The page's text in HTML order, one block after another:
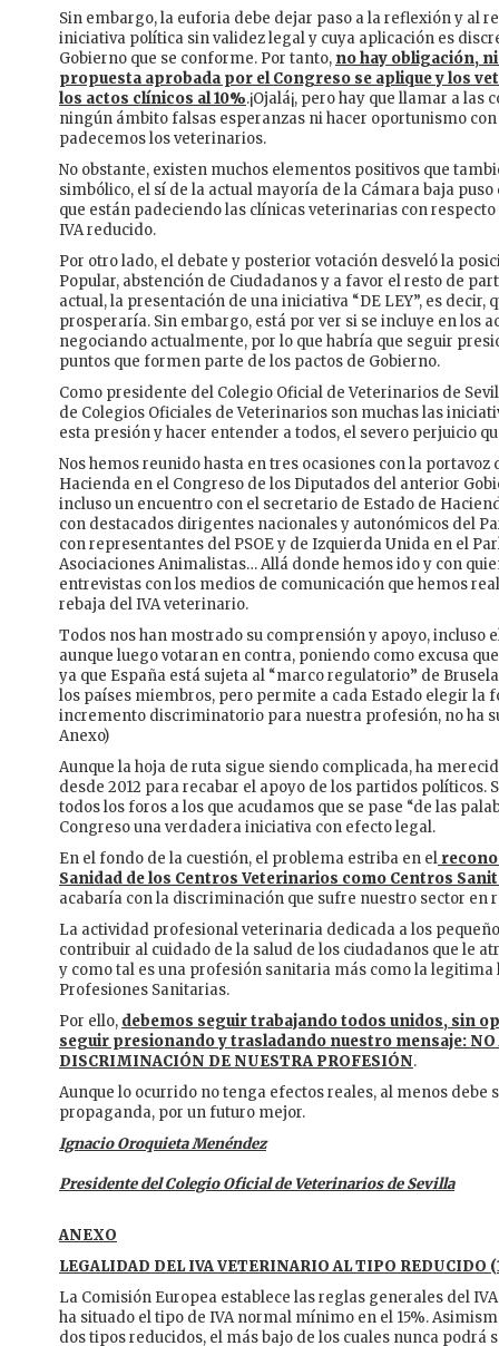
Sin embargo, la euforia debe dejar paso a la reflexión y al
iniciativa política sin validez legal y cuya aplicación es
Gobierno que se conforme. Por tanto, no hay obligación,
propuesta aprobada por el Congreso se aplique y los
los actos clínicos al 10%.¡Ojalá¡, pero hay que llamar a
ningún ámbito falsas esperanzas ni hacer oportunismo
padecemos los veterinarios.
No obstante, existen muchos elementos positivos que
simbólico, el sí de la actual mayoría de la Cámara baja
que están padeciendo las clínicas veterinarias con
IVA reducido.
Por otro lado, el debate y posterior votación desveló la
Popular, abstención de Ciudadanos y a favor el resto de
actual, la presentación de una iniciativa “DE LEY”, es
prosperaría. Sin embargo, está por ver si se incluye en los
negociando actualmente, por lo que habría que seguir
puntos que formen parte de los pactos de Gobierno.
Como presidente del Colegio Oficial de Veterinarios de
de Colegios Oficiales de Veterinarios son muchas las
esta presión y hacer entender a todos, el severo perjuicio
Nos hemos reunido hasta en tres ocasiones con la
Hacienda en el Congreso de los Diputados del anterior
incluso un encuentro con el secretario de Estado de
con destacados dirigentes nacionales y autonómicos del
con representantes del PSOE y de Izquierda Unida en el
Asociaciones Animalistas… Allá donde hemos ido y con
entrevistas con los medios de comunicación que hemos
rebaja del IVA veterinario.
Todos nos han mostrado su comprensión y apoyo, incluso
aunque luego votaran en contra, poniendo como excusa
ya que España está sujeta al “marco regulatorio” de
los países miembros, pero permite a cada Estado elegir la
incremento discriminatorio para nuestra profesión, no ha
Anexo)
Aunque la hoja de ruta sigue siendo complicada, ha
desde 2012 para recabar el apoyo de los partidos
todos los foros a los que acudamos que se pase “de las
Congreso una verdadera iniciativa con efecto legal.
En el fondo de la cuestión, el problema estriba en el
Sanidad de los Centros Veterinarios como Centros
acabaría con la discriminación que sufre nuestro sector
La actividad profesional veterinaria dedicada a los
contribuir al cuidado de la salud de los ciudadanos que le
y como tal es una profesión sanitaria más como la
Profesiones Sanitarias.
Por ello, debemos seguir trabajando todos unidos, sin
seguir presionando y trasladando nuestro mensaje: NO
DISCRIMINACIÓN DE NUESTRA PROFESIÓN.
Aunque lo ocurrido no tenga efectos reales, al menos
propaganda, por un futuro mejor.
Ignacio Oroquieta Menéndez
Presidente del Colegio Oficial de Veterinarios de Sevilla
ANEXO
LEGALIDAD DEL IVA VETERINARIO AL TIPO REDUCIDO
La Comisión Europea establece las reglas generales del
ha situado el tipo de IVA normal mínimo en el 15%.
dos tipos reducidos, el más bajo de los cuales nunca podrá